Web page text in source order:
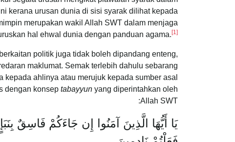
kerana urusan dunia di sisi syarak dilihat kepada
merupakan wakil Allah SWT dalam menjaga
hal ehwal dunia dengan panduan agama. [1]
politik juga tidak boleh dipandang enteng,
maklumat. Semak terlebih dahulu sebarang
ahlinya atau merujuk kepada sumber asal
dengan konsep tabayyun yang diperintahkan oleh
Allah SWT:
يَا أَيُّهَا الَّذِينَ آمَنُوا إِن جَاءَكُمْ فَاسِقٌ